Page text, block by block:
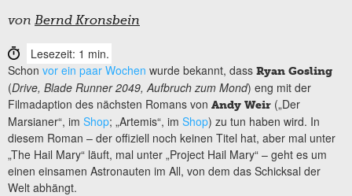
von Bernd Kronsbein
Lesezeit: 1 min.
Schon vor ein paar Wochen wurde bekannt, dass Ryan Gosling
(Drive, Blade Runner 2049, Aufbruch zum Mond) eng mit der
Filmadaption des nächsten Romans von Andy Weir („Der
Marsianer“, im Shop; „Artemis“, im Shop) zu tun haben wird. In
diesem Roman – der offiziell noch keinen Titel hat, aber mal unter
„The Hail Mary“ läuft, mal unter „Project Hail Mary“ – geht es um
einen einsamen Astronauten im All, von dem das Schicksal der
Welt abhängt.